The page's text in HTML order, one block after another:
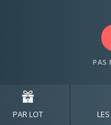
fresh
PAS
PAR LOT